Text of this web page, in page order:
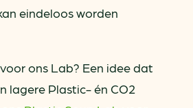
eindeloos worden
ons Lab? Een idee dat
lagere Plastic- én CO2